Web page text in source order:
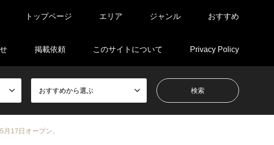
トップページ エリア ジャンル おすすめ
掲載依頼 このサイトについて Privacy Policy
おすすめから選ぶ
17日オープン。